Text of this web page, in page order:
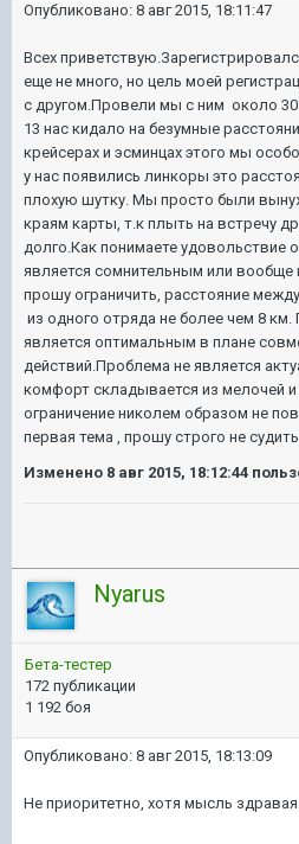
Опубликовано: 8 авг 2015, 18:11:47
Всех
еще не много, но цель моей
с другом.Провели мы с ним около
13 нас кидало на безумные
крейсерах и эсминцах этого мы
у нас появились линкоры это
плохую шутку. Мы просто были
краям карты, т.к плыть на встречу
долго.Как понимаете удовольствие
является сомнительным или вообще
прошу ограничить, расстояние
из одного отряда не более чем 8
является оптимальным в плане
действий.Проблема не является
комфорт складывается из мелочей
ограничение николем образом не
первая тема , прошу строго не
Изменено 8 авг 2015, 18:12:44
Nyarus
Бета-тестер
172 публикации
1 192 боя
Опубликовано: 8 авг 2015, 18:13:09
Не приоритетно, хотя мысль